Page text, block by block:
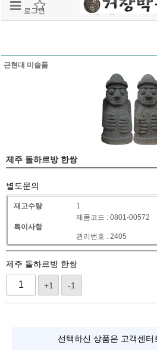
로그인 회원가입
근현대 미술품
제주 돌하르방 한쌍
별도문의
재고수량 1
특이사항
제품코드 : 0801-00572
관리번호 : 2405
제주 돌하르방 한쌍
+1 -1
선택하신 상품은 고객센터